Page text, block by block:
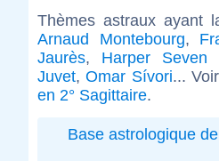
Thèmes astraux ayant
Arnaud Montebourg,
Jaurès, Harper Seven
Juvet,Omar Sívori...
en 2° Sagittaire.
Base astrologique